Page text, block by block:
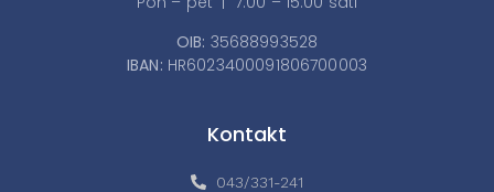
OIB: 35688993528
IBAN: HR6023400091806700003
Kontakt
043/331-241